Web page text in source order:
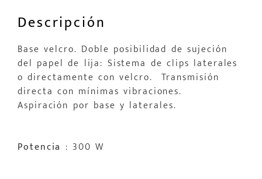
Descripción
Base velcro. Doble posibilidad de sujeción
del papel de lija: Sistema de clips laterales
o directamente con velcro. Transmisión
directa con mínimas vibraciones.
Aspiración por base y laterales.
Potencia : 300 W